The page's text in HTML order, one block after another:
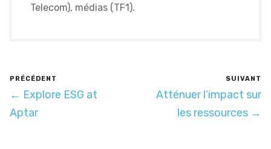
Telecom), médias (TF1).
PRÉCÉDENT
← Explore ESG at
Aptar
SUIVANT
Atténuer l’impact sur
les ressources →